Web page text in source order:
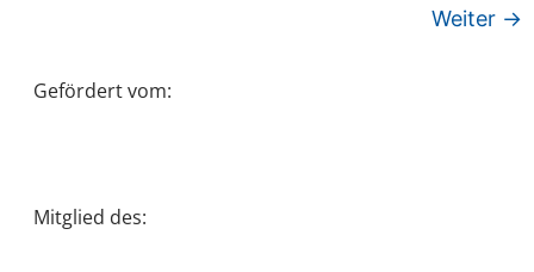
Weiter →
Gefördert vom:
Mitglied des: